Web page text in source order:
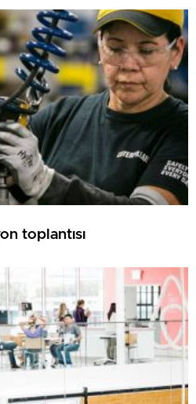
toplantısı